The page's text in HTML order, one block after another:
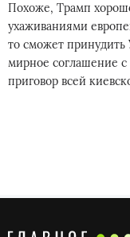
Похоже, Трамп
ухаживаниями
то сможет принудить
мирное соглашение
приговор всей